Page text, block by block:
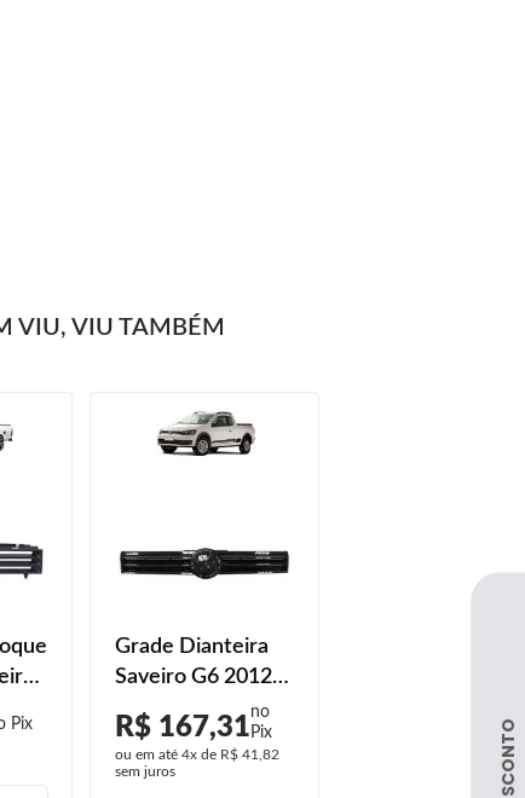
VIU, VIU TAMBÉM
Grade Dianteira
Saveiro G6 2012
2013 2014 2015
2016 Black Piano
R$ 167,31
ou em até 4x de R$ 41,82
sem juros